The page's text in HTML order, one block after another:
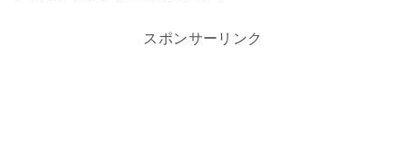
スポンサーリンク